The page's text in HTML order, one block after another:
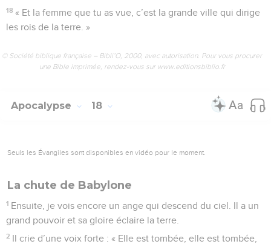
18 « Et la femme que tu as vue, c’est la grande ville qui dirige
les rois de la terre. »
© Société biblique française – Bibli’O, 2000, avec autorisation. Pour vous procurer
une Bible imprimée, rendez-vous sur www.editionsbiblio.fr
Apocalypse 18
Seuls les Évangiles sont disponibles en vidéo pour le moment.
La chute de Babylone
1 Ensuite, je vois encore un ange qui descend du ciel. Il a un
grand pouvoir et sa gloire éclaire la terre.
2 Il crie d’une voix forte : « Elle est tombée, elle est tombée,